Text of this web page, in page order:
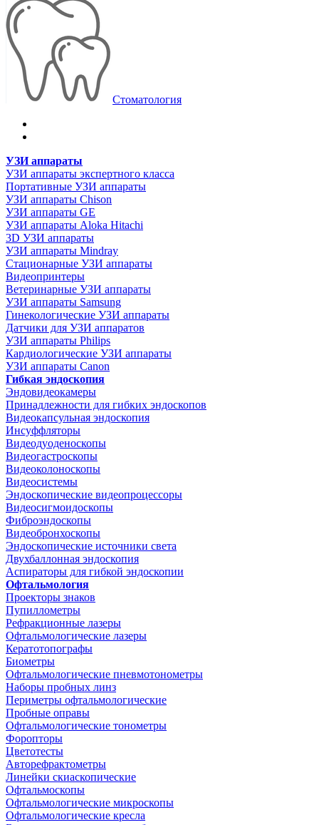
Стоматология
УЗИ аппараты
УЗИ аппараты экспертного класса
Портативные УЗИ аппараты
УЗИ аппараты Chison
УЗИ аппараты GE
УЗИ аппараты Aloka Hitachi
3D УЗИ аппараты
УЗИ аппараты Mindray
Стационарные УЗИ аппараты
Видеопринтеры
Ветеринарные УЗИ аппараты
УЗИ аппараты Samsung
Гинекологические УЗИ аппараты
Датчики для УЗИ аппаратов
УЗИ аппараты Philips
Кардиологические УЗИ аппараты
УЗИ аппараты Canon
Гибкая эндоскопия
Эндовидеокамеры
Принадлежности для гибких эндоскопов
Видеокапсульная эндоскопия
Инсуффляторы
Видеодуоденоскопы
Видеогастроскопы
Видеоколоноскопы
Видеосистемы
Эндоскопические видеопроцессоры
Видеосигмоидоскопы
Фиброэндоскопы
Видеобронхоскопы
Эндоскопические источники света
Двухбаллонная эндоскопия
Аспираторы для гибкой эндоскопии
Офтальмология
Проекторы знаков
Пупиллометры
Рефракционные лазеры
Офтальмологические лазеры
Кератотопографы
Биометры
Офтальмологические пневмотонометры
Наборы пробных линз
Периметры офтальмологические
Пробные оправы
Офтальмологические тонометры
Форопторы
Цветотесты
Авторефрактометры
Линейки скиаскопические
Офтальмоскопы
Офтальмологические микроскопы
Офтальмологические кресла